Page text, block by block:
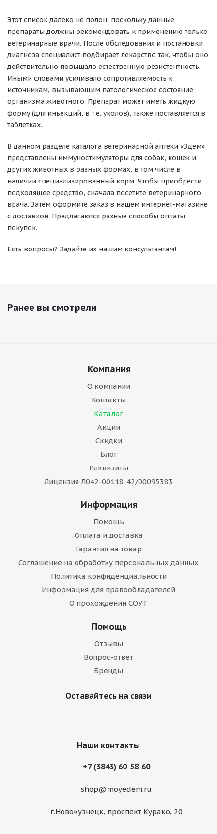
Этот список далеко не полон, поскольку данные
препараты должны рекомендовать к применению только
ветеринарные врачи. После обследования и постановки
диагноза специалист подбирает лекарство так, чтобы оно
действительно повышало естественную резистентность.
Иными словами усиливало сопротивляемость к
источникам, вызывающим патологическое состояние
организма животного. Препарат может иметь жидкую
форму (для инъекций, в т.е. уколов), также поставляется в
таблетках.
В данном разделе каталога ветеринарной аптеки «Эдем»
представлены иммуностимуляторы для собак, кошек и
других животных в разных формах, в том числе в
наличии специализированный корм. Чтобы приобрести
подходящее средство, сначала посетите ветеринарного
врача. Затем оформите заказ в нашем интернет-магазине
с доставкой. Предлагаются разные способы оплаты
покупок.
Есть вопросы? Задайте их нашим консультантам!
Ранее вы смотрели
Компания
О компании
Контакты
Каталог
Акции
Скидки
Блог
Реквизиты
Лицензия Л042-00118-42/00095383
Информация
Помощь
Оплата и доставка
Гарантия на товар
Соглашение на обработку персональных данных
Политика конфиденциальности
Информация для правообладателей
О прохождении СОУТ
Помощь
Отзывы
Вопрос-ответ
Бренды
Оставайтесь на связи
Наши контакты
+7 (3843) 60-58-60
shop@moyedem.ru
г.Новокузнецк, проспект Курако, 20